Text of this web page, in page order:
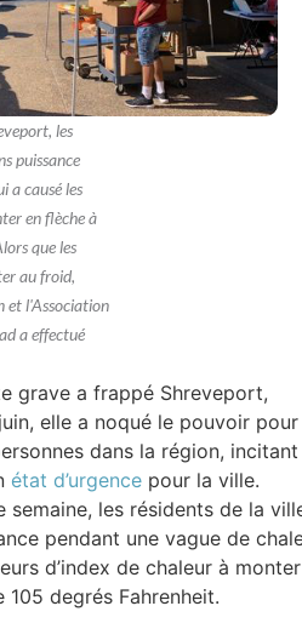
les
puissance
a causé les
en flèche à
que les
au froid,
et l'Association
a effectué
grave a frappé Shreveport,
elle a noqué le pouvoir pour
dans la région,
état d’urgence pour la ville.
semaine, les résidents de la
pendant une vague de
d’index de chaleur à monter
degrés Fahrenheit.